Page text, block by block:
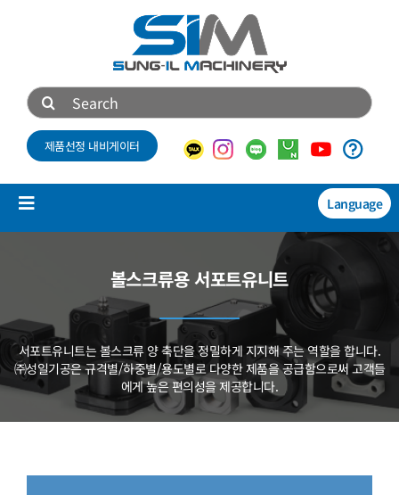
기
검
색:
제품선정 내비게이터
Toggle
기술자료
회사소개
Language
볼스크류용 서포트유니트
서포트유니트는 볼스크류 양 축단을 정밀하게 지지해 주는역할을 합니다.
㈜성일기공은 규격별/하중별/용도별로다양한 제품을 공급함으로써 고객들
에게 높은 편의성을 제공합니다.